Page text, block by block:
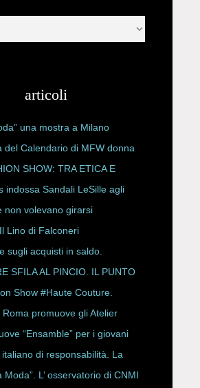
articoli
una mostra a Milano
del Calendario di MFW donna
SHOW: TRA ETICA E
indossa Sandali LeSille agli
2026
non volevano girarsi
Lino di Falconeri
sugli acquisti in saldo.
SFILA AL PINCIO. IL PUNTO
ONORATO E
Show #Haute Couture.
Roma promuove gli Atelier
“Ensamble” per i giovani
di responsabilità. La
Moda”. L’ osservatorio di CNMI